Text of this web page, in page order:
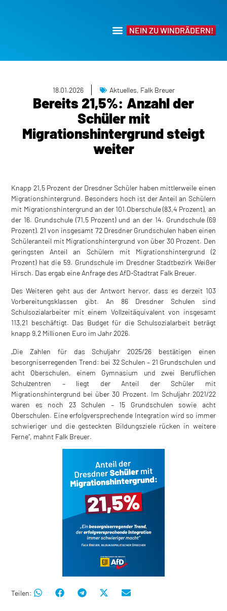
NEIN ZU WINDRÄDERN!
18.01.2026 Aktuelles, Falk Breuer
Bereits 21,5%: Anzahl der
Schüler mit
Migrationshintergrund steigt
weiter
Knapp 21,5 Prozent der Dresdner Schüler haben mittlerweile einen
Migrationshintergrund. Besonders hoch ist der Anteil an Schülern
mit Migrationshintergrund an der 101.Oberschule (83,4 Prozent), an
der 16. Grundschule (71,5 Prozent) und an der 14. Grundschule (69
Prozent). 21 von insgesamt 72 Dresdner Grundschulen haben einen
Schüleranteil mit Migrationshintergrund von über 30 Prozent. Den
geringsten Anteil an Schülern mit Migrationshintergrund (2
Prozent) hat die 59. Grundschule im Dresdner Stadtbezirk Weißer
Hirsch. Das ergab eine Anfrage des AfD-Stadtrat Falk Breuer.
Des Weiteren geht aus der Antwort hervor, dass es derzeit 103
Vorbereitungsklassen gibt. An 86 Dresdner Schulen sind
Schulsozialarbeiter mit einem Vollzeitäquivalent von insgesamt
113,21 beschäftigt. Das Budget für die Schulsozialarbeit beträgt
knapp 9,2 Millionen Euro im Jahr 2026.
„Die Zahlen für das Schuljahr 2025/26 bestätigen einen
besorgniserregenden Trend: bei 32 Schulen – 21 Grundschulen und
acht Oberschulen, einem Gymnasium und zwei Beruflichen
Schulzentren – liegt der Anteil der Schüler mit
Migrationshintergrund bei über 30 Prozent. Im Schuljahr 2021/22
waren es noch 23 Schulen – 15 Grundschulen sowie acht
Oberschulen. Eine erfolgversprechende Integration wird so immer
schwieriger und die gesteckten Bildungsziele rücken in weitere
Ferne“, mahnt Falk Breuer.
Teilen: